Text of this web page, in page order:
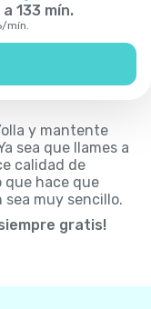
a 133 mín.
/mín.
y mantente
sea que llames a
calidad de
que hace que
sea muy sencillo.
gratis!